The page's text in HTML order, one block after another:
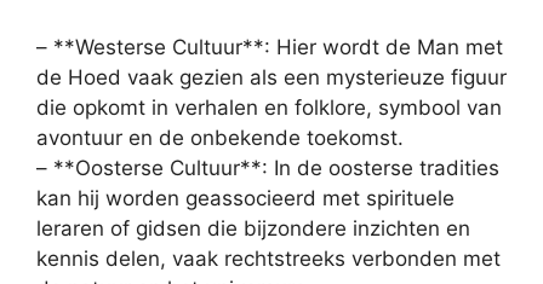
– **Westerse Cultuur**: Hier wordt de Man met
de Hoed vaak gezien als een mysterieuze figuur
die opkomt in verhalen en folklore, symbool van
avontuur en de onbekende toekomst.
– **Oosterse Cultuur**: In de oosterse tradities
kan hij worden geassocieerd met spirituele
leraren of gidsen die bijzondere inzichten en
kennis delen, vaak rechtstreeks verbonden met